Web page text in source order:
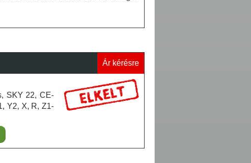
Ár kérésre
SKY 22, CE-
Y2, X, R, Z1-